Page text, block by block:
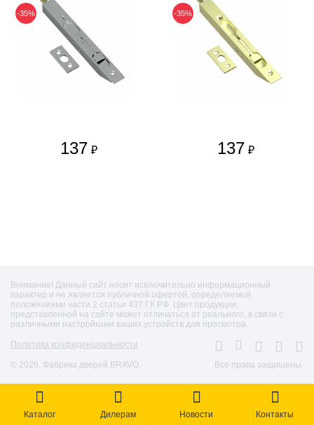
-35%
137 ₽
-35%
137 ₽
Внимание! Данный сайт носит исключительно информационный
характер и не является публичной офертой, определяемой
положениями части 2 статьи 437 ГК РФ. Цвет продукции,
представленной на сайте может отличаться от реального, в связи с
различными настройками ваших устройств для просмотра.
Политика конфиденциальности
© 2026. Фабрика дверей BRAVO Все права защищены.
Каталог Дилерам Новости Контакты